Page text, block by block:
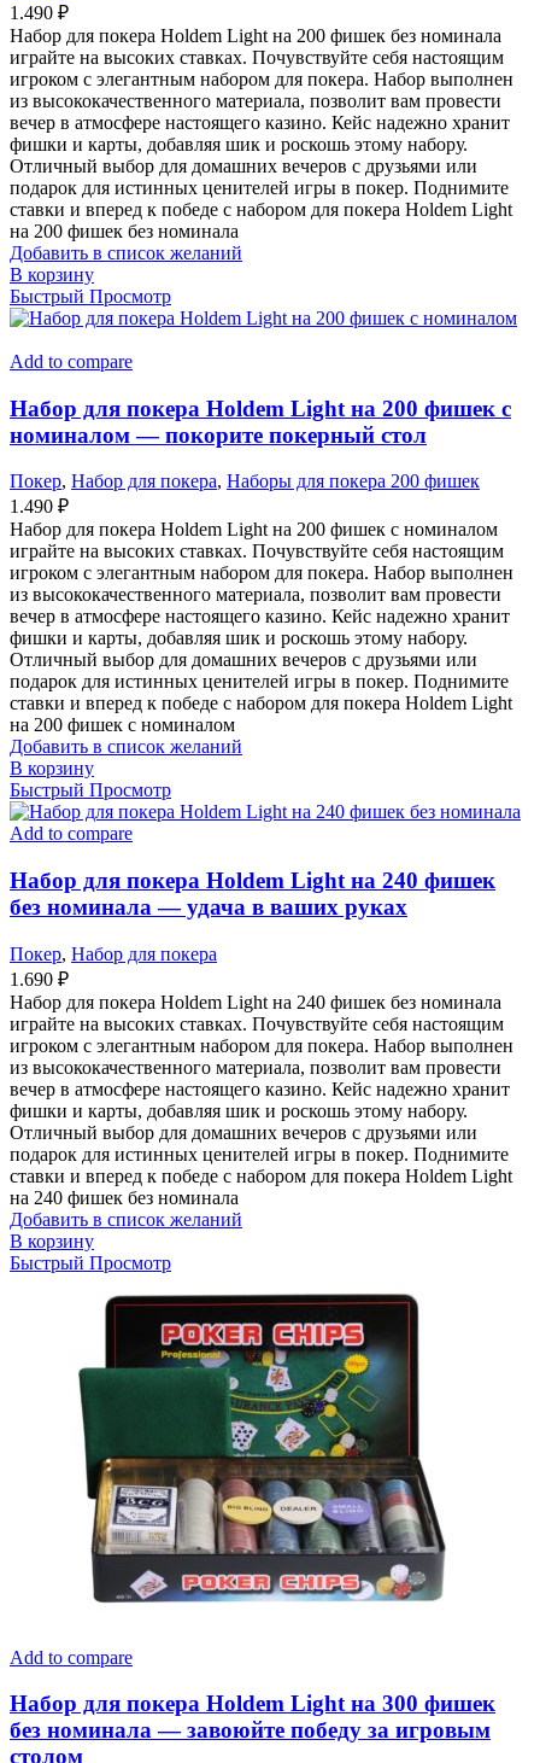
1.490 ₽
Набор для покера Holdem Light на 200 фишек без номинала
играйте на высоких ставках. Почувствуйте себя настоящим
игроком с элегантным набором для покера. Набор выполнен
из высококачественного материала, позволит вам провести
вечер в атмосфере настоящего казино. Кейс надежно хранит
фишки и карты, добавляя шик и роскошь этому набору.
Отличный выбор для домашних вечеров с друзьями или
подарок для истинных ценителей игры в покер. Поднимите
ставки и вперед к победе с набором для покера Holdem Light
на 200 фишек без номинала
Добавить в список желаний
В корзину
Быстрый Просмотр
Add to compare
Набор для покера Holdem Light на 200 фишек с
номиналом — покорите покерный стол
Покер, Набор для покера, Наборы для покера 200 фишек
1.490 ₽
Набор для покера Holdem Light на 200 фишек с номиналом
играйте на высоких ставках. Почувствуйте себя настоящим
игроком с элегантным набором для покера. Набор выполнен
из высококачественного материала, позволит вам провести
вечер в атмосфере настоящего казино. Кейс надежно хранит
фишки и карты, добавляя шик и роскошь этому набору.
Отличный выбор для домашних вечеров с друзьями или
подарок для истинных ценителей игры в покер. Поднимите
ставки и вперед к победе с набором для покера Holdem Light
на 200 фишек с номиналом
Добавить в список желаний
В корзину
Быстрый Просмотр
Add to compare
Набор для покера Holdem Light на 240 фишек
без номинала — удача в ваших руках
Покер, Набор для покера
1.690 ₽
Набор для покера Holdem Light на 240 фишек без номинала
играйте на высоких ставках. Почувствуйте себя настоящим
игроком с элегантным набором для покера. Набор выполнен
из высококачественного материала, позволит вам провести
вечер в атмосфере настоящего казино. Кейс надежно хранит
фишки и карты, добавляя шик и роскошь этому набору.
Отличный выбор для домашних вечеров с друзьями или
подарок для истинных ценителей игры в покер. Поднимите
ставки и вперед к победе с набором для покера Holdem Light
на 240 фишек без номинала
Добавить в список желаний
В корзину
Быстрый Просмотр
Add to compare
Набор для покера Holdem Light на 300 фишек
без номинала — завоюйте победу за игровым
столом